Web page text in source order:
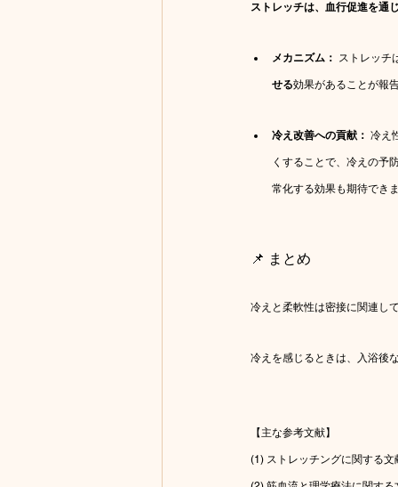
ストレッチは、血行促進を通
メカニズム： ストレッチ
せる効果があることが報
冷え改善への貢献： 冷え
くすることで、冷えの予
常化する効果も期待でき
📌 まとめ
冷えと柔軟性は密接に関連し
冷えを感じるときは、入浴後
【主な参考文献】
(1) ストレッチングに関する